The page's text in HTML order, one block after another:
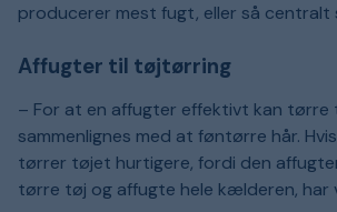
producerer mest fugt, eller så centralt
Affugter til tøjtørring
– For at en affugter effektivt kan
sammenlignes med at føntørre hår.
tørrer tøjet hurtigere, fordi den
tørre tøj og affugte hele kælderen, har